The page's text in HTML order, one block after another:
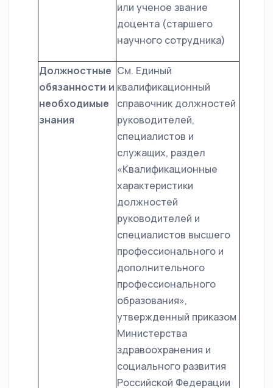
или ученое звание
доцента (старшего
научного сотрудника)
Должностные
обязанности и
необходимые
знания
См. Единый
квалификационный
справочник должностей
руководителей,
специалистов и
служащих, раздел
«Квалификационные
характеристики
должностей
руководителей и
специалистов высшего
профессионального и
дополнительного
профессионального
образования»,
утвержденный приказом
Министерства
здравоохранения и
социального развития
Российской Федерации